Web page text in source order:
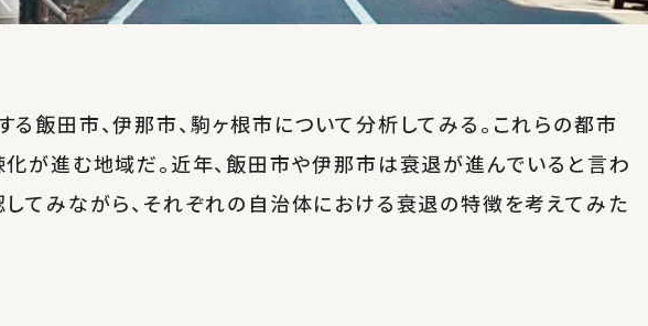
飯田市、伊那市、駒ヶ根市について分析してみる。これらの都市
が進む地域だ。近年、飯田市や伊那市は衰退が進んでいると言わ
てみながら、それぞれの自治体における衰退の特徴を考えてみた